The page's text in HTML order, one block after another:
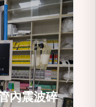
內震波碎